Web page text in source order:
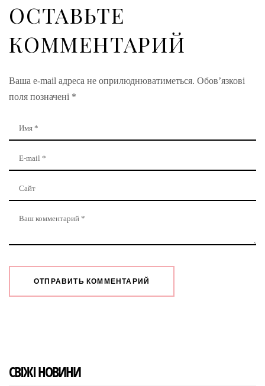
ОСТАВЬТЕ
КОММЕНТАРИЙ
Ваша e-mail адреса не оприлюднюватиметься. Обов’язкові
поля позначені *
СВІЖІ НОВИНИ